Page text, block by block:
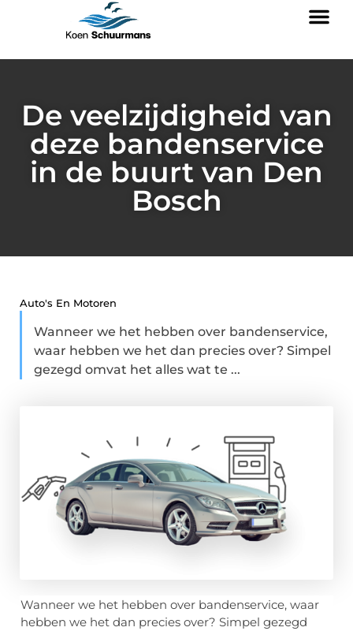
De veelzijdigheid van
deze bandenservice
in de buurt van Den
Bosch
Auto's En Motoren
Wanneer we het hebben over bandenservice,
waar hebben we het dan precies over? Simpel
gezegd omvat het alles wat te ...
Wanneer we het hebben over bandenservice, waar
hebben we het dan precies over? Simpel gezegd